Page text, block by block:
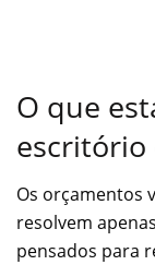
O que
escritório
Os orçamentos
resolvem
pensados para